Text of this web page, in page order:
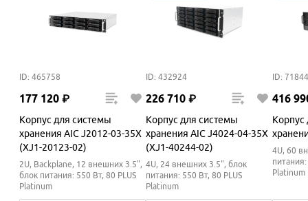
ID: 465758
177 120 ₽
Корпус для системы
хранения AIC J2012-03-35X
(XJ1-20123-02)
2U, Backplane, 12 внешних 3.5",
блок питания: 550 Вт, 80 PLUS
Platinum
ID: 432924
226 710 ₽
Корпус для системы
хранения AIC J4024-04-35X
(XJ1-40244-02)
4U, 24 внешних 3.5", блок
питания: 550 Вт, 80 PLUS
Platinum
ID:
416
Корпус
4U, 60
Platinum